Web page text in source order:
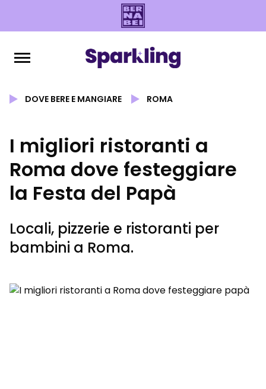
DOVE BERE E MANGIARE ROMA
I migliori ristoranti a
Roma dove festeggiare
la Festa del Papà
Locali, pizzerie e ristoranti per
bambini a Roma.